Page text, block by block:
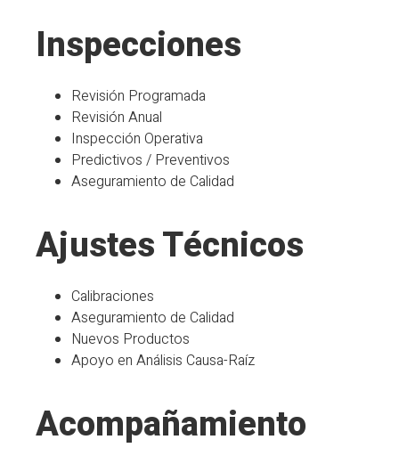
Inspecciones
Revisión Programada
Revisión Anual
Inspección Operativa
Predictivos / Preventivos
Aseguramiento de Calidad
Ajustes Técnicos
Calibraciones
Aseguramiento de Calidad
Nuevos Productos
Apoyo en Análisis Causa-Raíz
Acompañamiento